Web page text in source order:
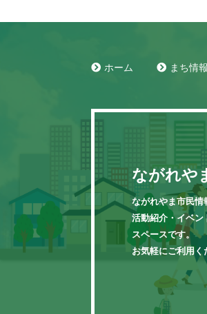
ホーム まち情報
ながれや
ながれやま市民情
活動紹介・イベン
スペースです。
お気軽にご利用く